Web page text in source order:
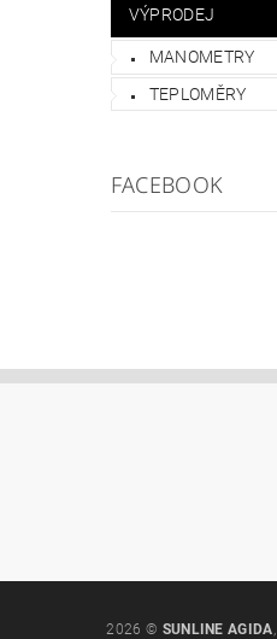
VÝPRODEJ
MANOMETRY
TEPLOMĚRY
FACEBOOK
2026 © SUNLINE AGIDA